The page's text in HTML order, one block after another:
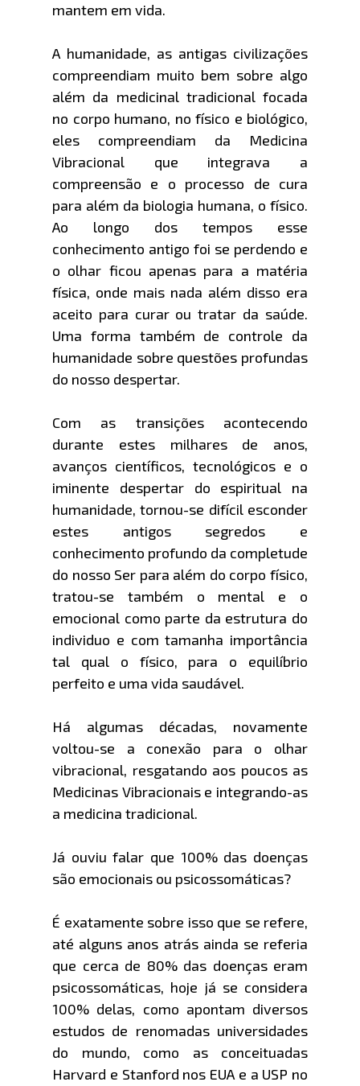
mantem em vida.
A humanidade, as antigas civilizações
compreendiam muito bem sobre algo
além da medicinal tradicional focada
no corpo humano, no físico e biológico,
eles compreendiam da Medicina
Vibracional que integrava a
compreensão e o processo de cura
para além da biologia humana, o físico.
Ao longo dos tempos esse
conhecimento antigo foi se perdendo e
o olhar ficou apenas para a matéria
física, onde mais nada além disso era
aceito para curar ou tratar da saúde.
Uma forma também de controle da
humanidade sobre questões profundas
do nosso despertar.
Com as transições acontecendo
durante estes milhares de anos,
avanços científicos, tecnológicos e o
iminente despertar do espiritual na
humanidade, tornou-se difícil esconder
estes antigos segredos e
conhecimento profundo da completude
do nosso Ser para além do corpo físico,
tratou-se também o mental e o
emocional como parte da estrutura do
individuo e com tamanha importância
tal qual o físico, para o equilíbrio
perfeito e uma vida saudável.
Há algumas décadas, novamente
voltou-se a conexão para o olhar
vibracional, resgatando aos poucos as
Medicinas Vibracionais e integrando-as
a medicina tradicional.
Já ouviu falar que 100% das doenças
são emocionais ou psicossomáticas?
É exatamente sobre isso que se refere,
até alguns anos atrás ainda se referia
que cerca de 80% das doenças eram
psicossomáticas, hoje já se considera
100% delas, como apontam diversos
estudos de renomadas universidades
do mundo, como as conceituadas
Harvard e Stanford nos EUA e a USP no